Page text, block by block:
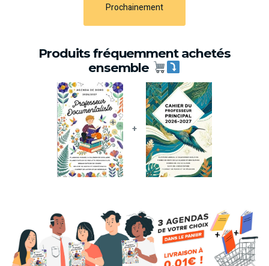
Prochainement
Produits fréquemment achetés
ensemble
+